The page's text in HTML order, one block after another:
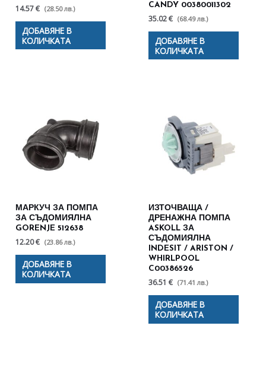
14.57 € (28.50 лв.)
ДОБАВЯНЕ В
КОЛИЧКАТА
CANDY 00380011302
35.02 € (68.49 лв.)
ДОБАВЯНЕ В
КОЛИЧКАТА
МАРКУЧ ЗА ПОМПА
ЗА СЪДОМИЯЛНА
GORENJE 512638
12.20 € (23.86 лв.)
ДОБАВЯНЕ В
КОЛИЧКАТА
ИЗТОЧВАЩА /
ДРЕНАЖНА ПОМПА
ASKOLL ЗА
СЪДОМИЯЛНА
INDESIT / ARISTON /
WHIRLPOOL
C00386526
36.51 € (71.41 лв.)
ДОБАВЯНЕ В
КОЛИЧКАТА